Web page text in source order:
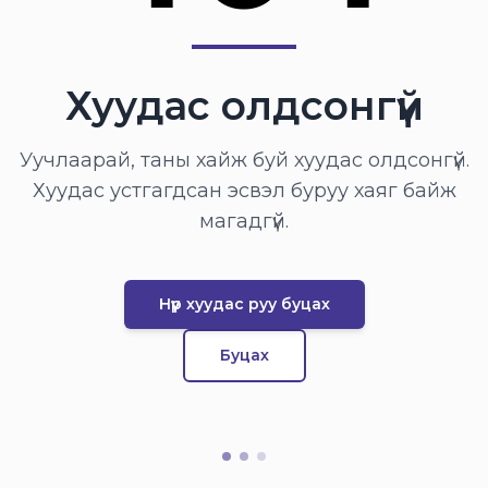
Хуудас олдсонгүй
Уучлаарай, таны хайж буй хуудас олдсонгүй.
Хуудас устгагдсан эсвэл буруу хаяг байж
магадгүй.
Нүүр хуудас руу буцах
Буцах